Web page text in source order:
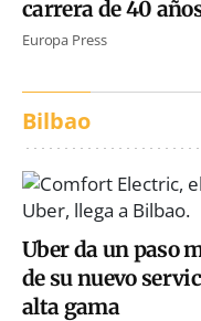
carrera de 40
Europa Press
Bilbao
Uber da un paso
de su nuevo
alta gama